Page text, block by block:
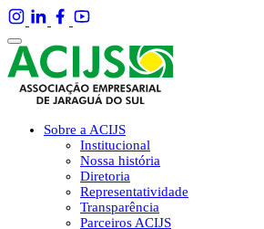
Sobre a ACIJS
Institucional
Nossa história
Diretoria
Representatividade
Transparência
Parceiros ACIJS